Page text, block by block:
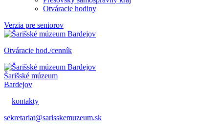
Otváracie hodiny
Verzia pre seniorov
Otváracie hod./cenník
Šarišské múzeum
Bardejov
kontakty
sekretariat@sarisskemuzeum.sk